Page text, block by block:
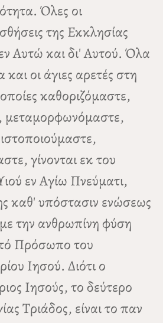
Όλες οι
της Εκκλησίας
Αυτώ και δι' Αυτού. Όλα
οι άγιες αρετές στη
καθοριζόμαστε,
μεταμορφωνόμαστε,
γίνονται εκ του
εν Αγίω Πνεύματι,
καθ' υπόστασιν ενώσεως
την ανθρωπίνη φύση
Πρόσωπο του
Ιησού. Διότι ο
Ιησούς, το δεύτερο
Τριάδος, είναι το παν